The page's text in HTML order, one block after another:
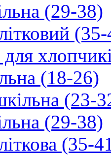
(29-38)
(18-26)
(23-
(29-38)
(35-